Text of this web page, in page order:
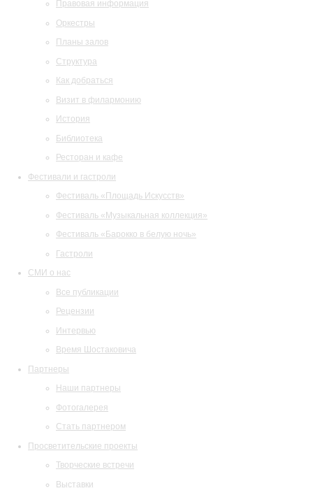
Правовая информация
Оркестры
Планы залов
Структура
Как добраться
Визит в филармонию
История
Библиотека
Ресторан и кафе
Фестивали и гастроли
Фестиваль «Площадь Искусств»
Фестиваль «Музыкальная коллекция»
Фестиваль «Барокко в белую ночь»
Гастроли
СМИ о нас
Все публикации
Рецензии
Интервью
Время Шостаковича
Партнеры
Наши партнеры
Фотогалерея
Стать партнером
Просветительские проекты
Творческие встречи
Выставки